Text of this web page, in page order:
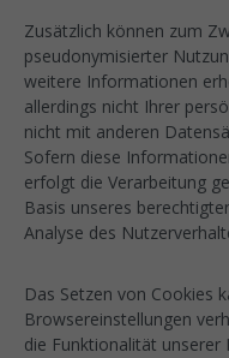
Zusätzlich können zum
pseudonymisierter
weitere Informationen
allerdings nicht Ihrer
nicht mit anderen
Sofern diese
erfolgt die Verarbeitung
Basis unseres
Analyse des
Das Setzen von Cookies
Browsereinstellungen
die Funktionalität